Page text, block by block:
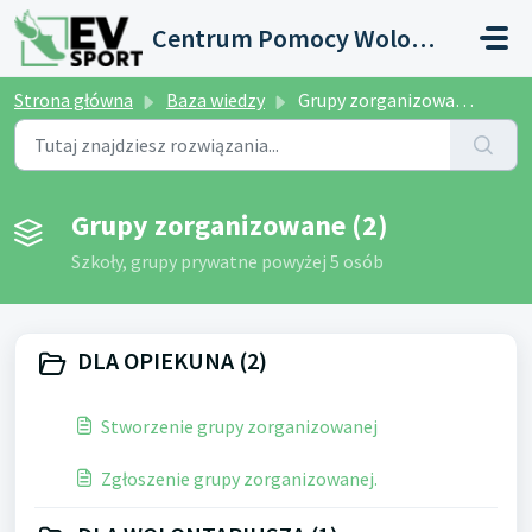
Przejdź do głównej treści
Centrum Pomocy Wolontariusza
Strona główna Baza wiedzy Grupy zorganizowane
Grupy zorganizowane (2)
Szkoły, grupy prywatne powyżej 5 osób
DLA OPIEKUNA (2)
Stworzenie grupy zorganizowanej
Zgłoszenie grupy zorganizowanej.